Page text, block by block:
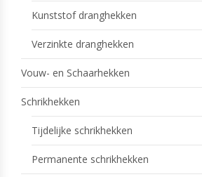
Kunststof dranghekken
Verzinkte dranghekken
Vouw- en Schaarhekken
Schrikhekken
Tijdelijke schrikhekken
Permanente schrikhekken